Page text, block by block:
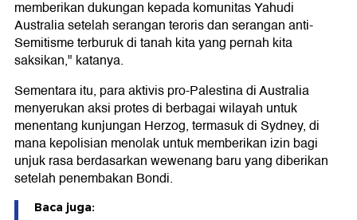
memberikan dukungan kepada komunitas Yahudi
Australia setelah serangan teroris dan serangan anti-
Semitisme terburuk di tanah kita yang pernah kita
saksikan," katanya.
Sementara itu, para aktivis pro-Palestina di Australia
menyerukan aksi protes di berbagai wilayah untuk
menentang kunjungan Herzog, termasuk di Sydney, di
mana kepolisian menolak untuk memberikan izin bagi
unjuk rasa berdasarkan wewenang baru yang diberikan
setelah penembakan Bondi.
Baca juga: